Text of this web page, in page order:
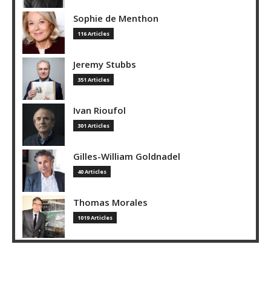
Sophie de Menthon
116 Articles
Jeremy Stubbs
351 Articles
Ivan Rioufol
301 Articles
Gilles-William Goldnadel
40 Articles
Thomas Morales
1019 Articles